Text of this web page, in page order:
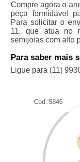
Compre agora o
peça formidável
Para solicitar o
11, que atua no
semijoias com alto
Para saber mais
Ligue para (11)
Cod.:5846